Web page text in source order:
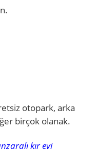
otopark, arka
birçok olanak.
kır evi